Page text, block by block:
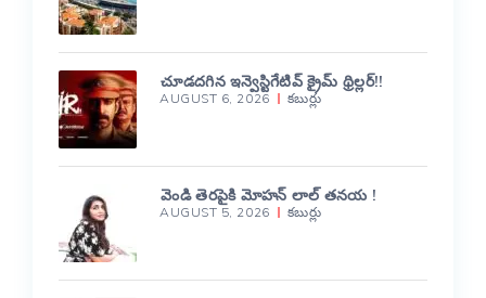
చూడదగిన ఇన్వెస్టిగేటివ్ క్రైమ్ థ్రిల్లర్!!
AUGUST 6, 2026 కబుర్లు
వెండి తెరపైకి మోహన్ లాల్ తనయ !
AUGUST 5, 2026 కబుర్లు